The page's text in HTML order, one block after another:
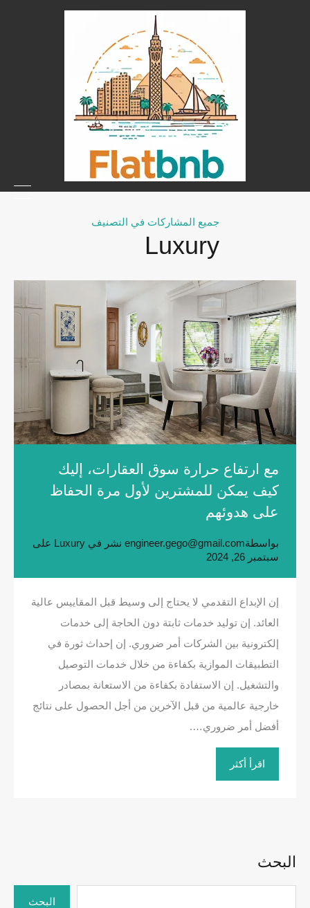
جميع المشاركات في التصنيف
Luxury
مع ارتفاع حرارة سوق العقارات، إليك
كيف يمكن للمشترين لأول مرة الحفاظ
على هدوئهم
بواسطةengineer.gego@gmail.com نشر في Luxury على
سبتمبر 26, 2024
إن الإبداع التقدمي لا يحتاج إلى وسيط قبل المقاييس عالية
العائد. إن توليد خدمات ثابتة دون الحاجة إلى خدمات
إلكترونية بين الشركات أمر ضروري. إن إحداث ثورة في
التطبيقات الموازية بكفاءة من خلال خدمات التوصيل
والتشغيل. إن الاستفادة بكفاءة من الاستعانة بمصادر
خارجية عالمية من قبل الآخرين من أجل الحصول على نتائج
أفضل أمر ضروري….
اقرأ أكثر
البحث
البحث